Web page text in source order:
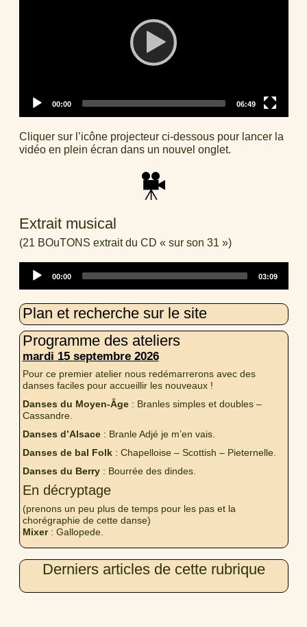
Current
00:00
Total
duration
06:49
Cliquer sur l’icône projecteur ci-dessous pour lancer la
vidéo en plein écran dans un nouvel onglet.
Extrait musical
(21 BOuTONS extrait du CD « sur son 31 »)
Player
Current
00:00
Total
03:09
Plan et recherche sur le site
Programme des ateliers
mardi 15 septembre 2026
Pour ce premier atelier nous redémarrerons avec des
danses faciles pour accueillir les nouveaux !
Danses du Moyen-Âge: Branles simples et doubles –
Cassandre.
Danses d’Alsace: Branle Adjé je m’en vais.
Danses de bal Folk: Chapelloise – Scottish – Pieternelle.
Danses du Berry: Bourrée des dindes.
En décryptage
(prenons un peu plus de temps pour les pas et la
chorégraphie de cette danse)
Mixer: Gallopede.
Derniers articles de cette rubrique